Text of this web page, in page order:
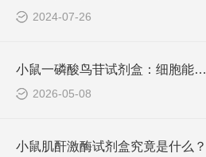
2024-07-26
小鼠一磷酸鸟苷试剂盒：细胞能量代谢的微观探针
2026-05-08
小鼠肌酐激酶试剂盒究竟是什么？